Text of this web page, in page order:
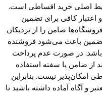
اصلی خرید اقساطی است.
اعتبار کافی برای تضمین
ضامن را از نزدیکان
تضمین باعث می‌شود فروشنده
در صورت عدم پرداخت
از ضامن یا سفته استفاده
امکان‌پذیر نیست. بنابراین
و آگاه آماده داشته باشید تا